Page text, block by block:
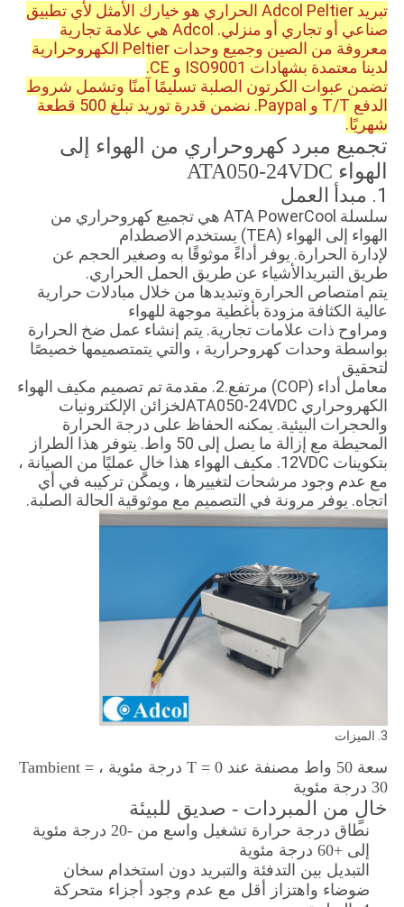
تبريد Adcol Peltier الحراري هو خيارك الأمثل لأي تطبيق
صناعي أو تجاري أو منزلي. Adcol هي علامة تجارية
معروفة من الصين وجميع وحدات Peltier الكهروحرارية
لدينا معتمدة بشهادات ISO9001 و CE.
تضمن عبوات الكرتون الصلبة تسليمًا آمنًا وتشمل شروط
الدفع T/T و Paypal. نضمن قدرة توريد تبلغ 500 قطعة
شهريًا.
تجميع مبرد كهروحراري من الهواء إلى
الهواء ATA050-24VDC
1. مبدأ العمل
سلسلة ATA PowerCool هي تجميع كهروحراري من
الهواء إلى الهواء (TEA) يستخدم
الاصطدام
لإدارة الحرارة. يوفر أداءً موثوقًا به وصغير الحجم عن
طريق التبريدالأشياء عن طريق الحمل الحراري.
يتم امتصاص الحرارة وتبديدها من خلال مبادلات حرارية
عالية الكثافة مزودة بأغطية موجهة للهواء
ومراوح ذات علامات تجارية. يتم إنشاء عمل ضخ الحرارة
بواسطة وحدات كهروحرارية ، والتي يتمتصميمها خصيصًا
لتحقيق
معامل أداء (COP) مرتفع.
2. مقدمة
تم تصميم مكيف الهواء
الكهروحراري ATA050-24VDCلخزائن الإلكترونيات
والحجرات البيئية. يمكنه الحفاظ على درجة الحرارة
المحيطة مع إزالة ما يصل إلى 50 واط. يتوفر هذا الطراز
بتكوينات 12VDC. مكيف الهواء هذا خالٍ عمليًا من الصيانة ،
مع عدم وجود مرشحات لتغييرها ، ويمكن تركيبه في أي
اتجاه. يوفر مرونة في التصميم مع موثوقية الحالة الصلبة.
3. الميزات
سعة 50 واط مصنفة عند T = 0 درجة مئوية ، Tambient =
30 درجة مئوية
خالٍ من المبردات - صديق للبيئة
نطاق درجة حرارة تشغيل واسع من -20 درجة مئوية
إلى +60 درجة مئوية
التبديل بين التدفئة والتبريد دون استخدام سخان
ضوضاء واهتزاز أقل مع عدم وجود أجزاء متحركة